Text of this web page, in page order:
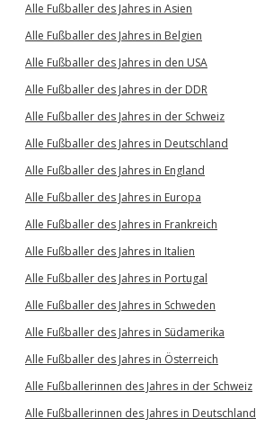
Alle Fußballer des Jahres in Asien
Alle Fußballer des Jahres in Belgien
Alle Fußballer des Jahres in den USA
Alle Fußballer des Jahres in der DDR
Alle Fußballer des Jahres in der Schweiz
Alle Fußballer des Jahres in Deutschland
Alle Fußballer des Jahres in England
Alle Fußballer des Jahres in Europa
Alle Fußballer des Jahres in Frankreich
Alle Fußballer des Jahres in Italien
Alle Fußballer des Jahres in Portugal
Alle Fußballer des Jahres in Schweden
Alle Fußballer des Jahres in Südamerika
Alle Fußballer des Jahres in Österreich
Alle Fußballerinnen des Jahres in der Schweiz
Alle Fußballerinnen des Jahres in Deutschland